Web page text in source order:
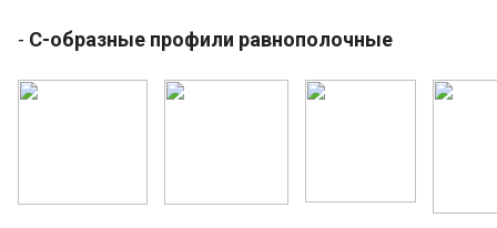
- С-образные профили равнополочные